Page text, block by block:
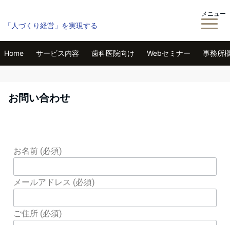
「人づくり経営」を実現する
メニュー
Home サービス内容 歯科医院向け Webセミナー 事務所
お問い合わせ
お名前 (必須)
メールアドレス (必須)
ご住所 (必須)